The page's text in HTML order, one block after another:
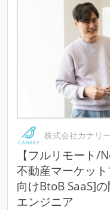
株式会社カナリー
【フルリモート/
不動産マーケッ
向けBtoB SaaS]
エンジニア